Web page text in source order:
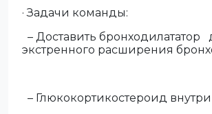
· Задачи команды:
– Доставить бронходилататор
экстренного расширения
– Глюкокортикостероид